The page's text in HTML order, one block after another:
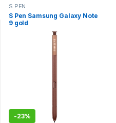
S PEN
S Pen Samsung Galaxy Note
9 gold
-23%